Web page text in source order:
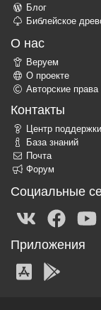
Блог
Библейское
О нас
Веруем
О проекте
Авторские права
Контакты
Центр поддержки
База знаний
Почта
Форум
Социальные
Приложения